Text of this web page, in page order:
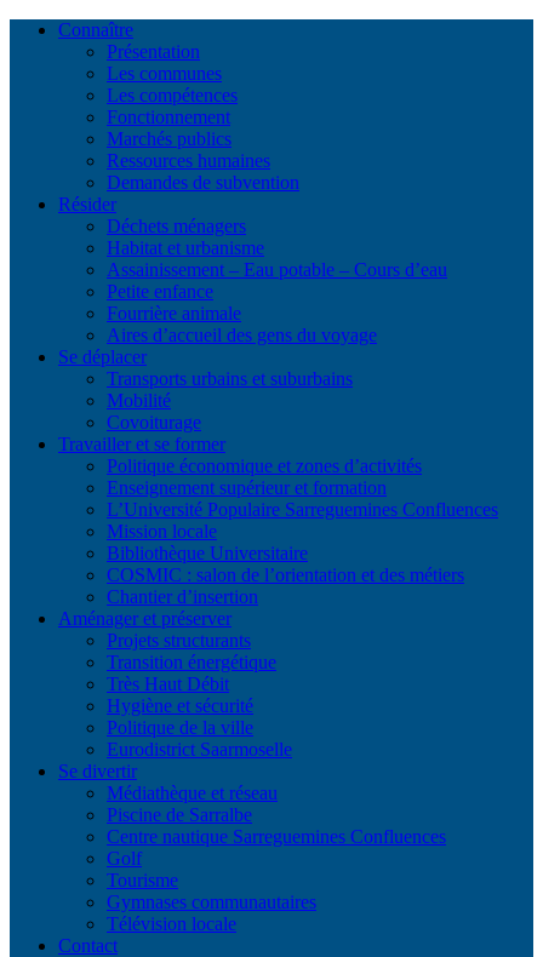
Connaître
Présentation
Les communes
Les compétences
Fonctionnement
Marchés publics
Ressources humaines
Demandes de subvention
Résider
Déchets ménagers
Habitat et urbanisme
Assainissement – Eau potable – Cours d’eau
Petite enfance
Fourrière animale
Aires d’accueil des gens du voyage
Se déplacer
Transports urbains et suburbains
Mobilité
Covoiturage
Travailler et se former
Politique économique et zones d’activités
Enseignement supérieur et formation
L’Université Populaire Sarreguemines Confluences
Mission locale
Bibliothèque Universitaire
COSMIC : salon de l’orientation et des métiers
Chantier d’insertion
Aménager et préserver
Projets structurants
Transition énergétique
Très Haut Débit
Hygiène et sécurité
Politique de la ville
Eurodistrict Saarmoselle
Se divertir
Médiathèque et réseau
Piscine de Sarralbe
Centre nautique Sarreguemines Confluences
Golf
Tourisme
Gymnases communautaires
Télévision locale
Contact